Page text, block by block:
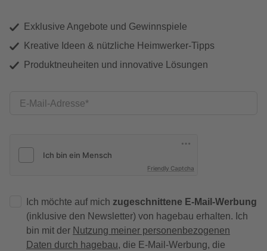
Exklusive Angebote und Gewinnspiele
Kreative Ideen & nützliche Heimwerker-Tipps
Produktneuheiten und innovative Lösungen
E-Mail-Adresse
Friendly Captcha
Ich möchte auf mich zugeschnittene E-Mail-Werbung
(inklusive den Newsletter) von hagebau erhalten. Ich
bin mit der Nutzung meiner personenbezogenen
Daten durch hagebau, die E-Mail-Werbung, die